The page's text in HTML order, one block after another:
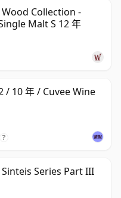
Collection -
Malt S 12 年
/ 10 年 / Cuvee Wine
?
Series Part III